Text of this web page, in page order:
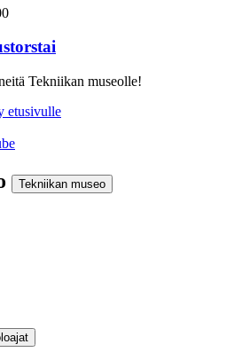
Tekniikan museolle!
Tekniikan museo